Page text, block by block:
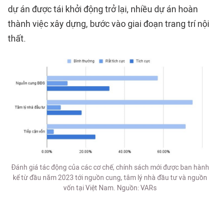
dự án được tái khởi động trở lại, nhiều dự án hoàn
thành việc xây dựng, bước vào giai đoạn trang trí nội
thất.
Đánh giá tác động của các cơ chế, chính sách mới được ban hành
kể từ đầu năm 2023 tới nguồn cung, tâm lý nhà đầu tư và nguồn
vốn tại Việt Nam. Nguồn: VARs